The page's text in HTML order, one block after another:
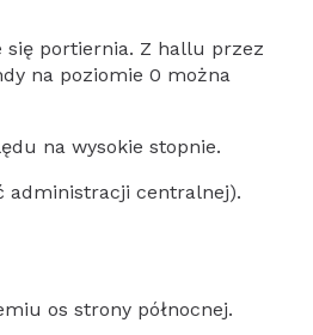
się portiernia. Z hallu przez
na poziomie 0 można
na wysokie stopnie.
administracji centralnej).
os strony północnej.